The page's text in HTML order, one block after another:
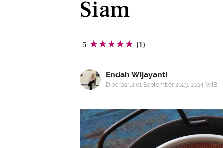
Siam
5 (1)
Endah Wijayanti
Diperbarui 01 September 2023, 10:14 WIB